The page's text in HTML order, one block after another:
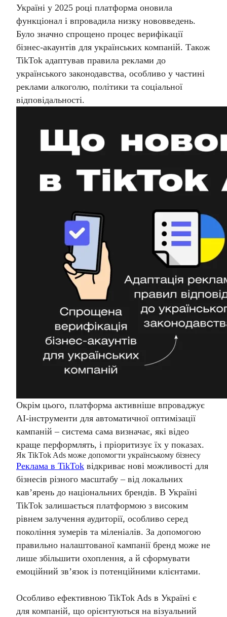
Україні у 2025 році платформа оновила
функціонал і впровадила низку нововведень.
Було значно спрощено процес верифікації
бізнес-акаунтів для українських компаній. Також
TikTok адаптував правила реклами до
українського законодавства, особливо у частині
реклами алкоголю, політики та соціальної
відповідальності.
Окрім цього, платформа активніше впроваджує
AI-інструменти для автоматичної оптимізації
кампаній – система сама визначає, які відео
краще перформлять, і пріоритизує їх у показах.
Як TikTok Ads може допомогти українському бізнесу
Реклама в TikTok відкриває нові можливості для
бізнесів різного масштабу – від локальних
кавʼярень до національних брендів. В Україні
TikTok залишається платформою з високим
рівнем залучення аудиторії, особливо серед
покоління зумерів та міленіалів. За допомогою
правильно налаштованої кампанії бренд може не
лише збільшити охоплення, а й сформувати
емоційний зв’язок із потенційними клієнтами.
Особливо ефективною TikTok Ads в Україні є
для компаній, що орієнтуються на візуальний